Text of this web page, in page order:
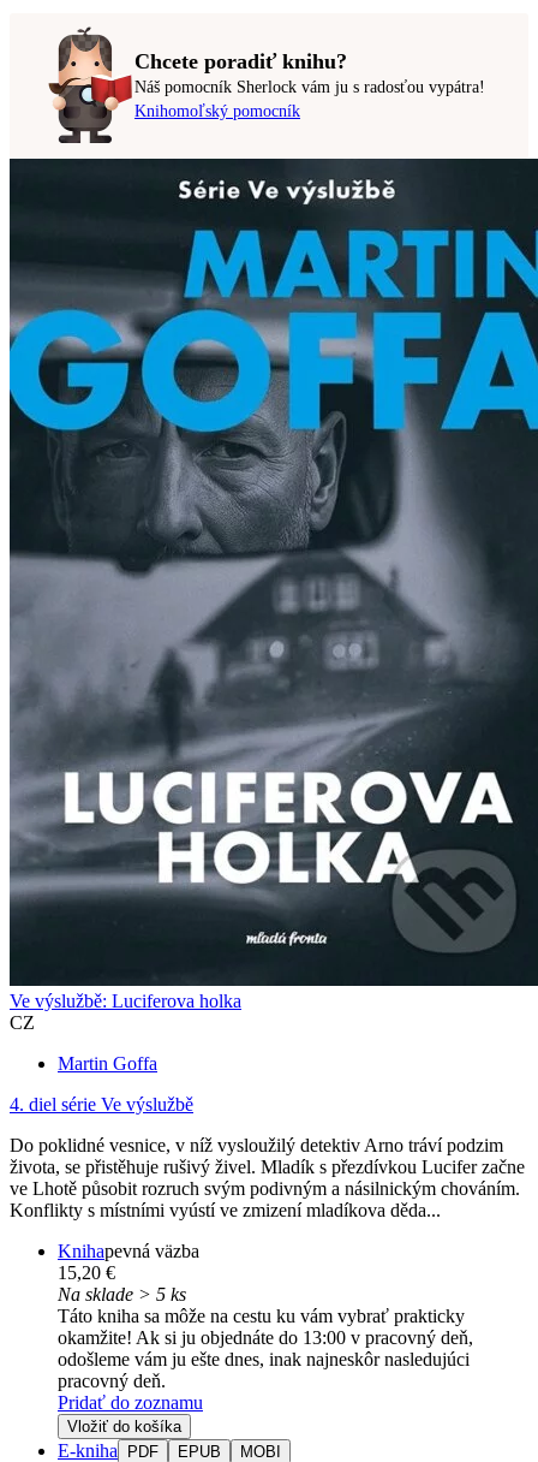
Chcete poradiť knihu?
Náš pomocník Sherlock vám ju s radosťou vypátra!
Knihomoľský pomocník
Ve výslužbě: Luciferova holka
CZ
Martin Goffa
4. diel série Ve výslužbě
Do poklidné vesnice, v níž vysloužilý detektiv Arno tráví podzim
života, se přistěhuje rušivý živel. Mladík s přezdívkou Lucifer začne
ve Lhotě působit rozruch svým podivným a násilnickým chováním.
Konflikty s místními vyústí ve zmizení mladíkova děda...
Knihapevná väzba
15,20 €
Na sklade > 5 ks
Táto kniha sa môže na cestu ku vám vybrať prakticky
okamžite! Ak si ju objednáte do 13:00 v pracovný deň,
odošleme vám ju ešte dnes, inak najneskôr nasledujúci
pracovný deň.
Pridať do zoznamu
Vložiť do košíka
E-kniha PDF EPUB MOBI